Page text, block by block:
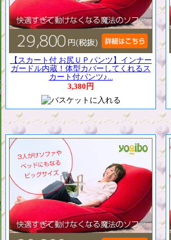
【スカート付 お尻ＵＰパンツ】インナー
ガードル内蔵！体型カバーしてくれるス
カート付パンツ♪...
3,380円